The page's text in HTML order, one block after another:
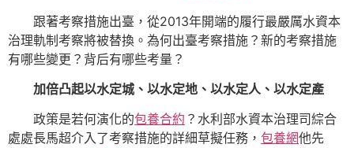
跟著考察措施出臺，從2013年開端的履行最嚴厲水資本
治理軌制考察將被替換。為何出臺考察措施？新的考察措施
有哪些變更？背后有哪些考量？
加倍凸起以水定城、以水定地、以水定人、以水定產
政策是若何演化的包養合約 ？水利部水資本治理司綜合
處處長馬超介入了考察措施的詳細草擬任務， 包養網他先